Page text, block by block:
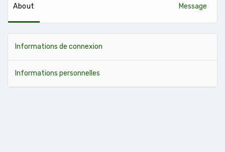
About Message
Informations de connexion
Informations personnelles